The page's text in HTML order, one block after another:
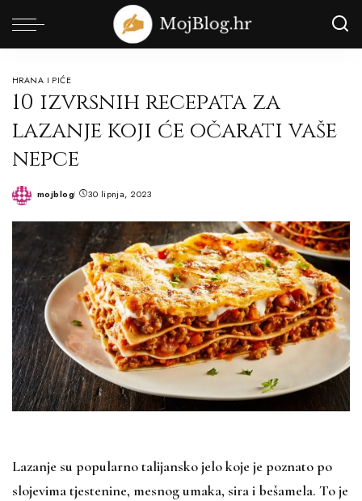
HRANA I PIĆE
10 izvrsnih recepata za
lazanje koji će očarati vaše
nepce
Posted
mojblog 30 lipnja, 2023
Lazanje su popularno talijansko jelo koje je poznato po
slojevima tjestenine, mesnog umaka, sira i bešamela. To je